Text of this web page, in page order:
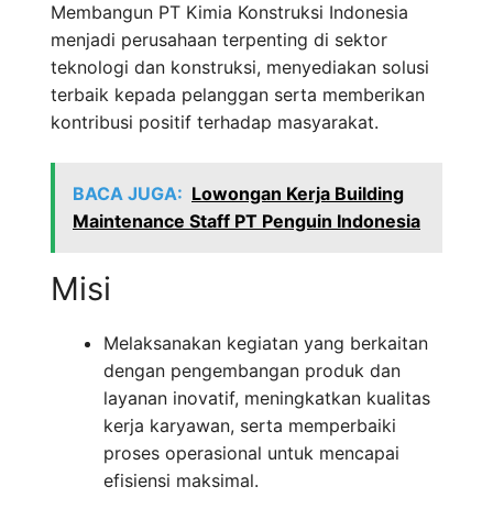
Membangun PT Kimia Konstruksi Indonesia
menjadi perusahaan terpenting di sektor
teknologi dan konstruksi, menyediakan solusi
terbaik kepada pelanggan serta memberikan
kontribusi positif terhadap masyarakat.
BACA JUGA: Lowongan Kerja Building
Maintenance Staff PT Penguin Indonesia
Misi
Melaksanakan kegiatan yang berkaitan
dengan pengembangan produk dan
layanan inovatif, meningkatkan kualitas
kerja karyawan, serta memperbaiki
proses operasional untuk mencapai
efisiensi maksimal.